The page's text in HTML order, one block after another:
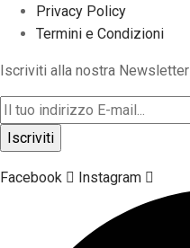
Privacy Policy
Termini e Condizioni
Iscriviti alla nostra Newsletter
Facebook Instagram